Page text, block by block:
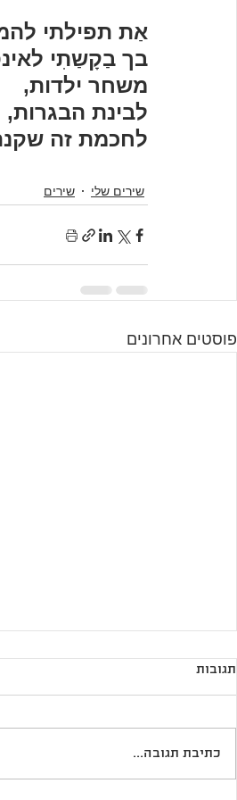
אַת תפילתי
בך בַקָשַתִי
משחר ילדות,
לבינת הבגרות,
לחכמת זה
שירים שלי שירים
פוסטים אחרונים
ואת רצה אלי
תגובות
כתיבת תגובה...